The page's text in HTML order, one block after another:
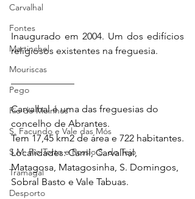
Carvalhal
Fontes
Martinchel
Mouriscas
Pego
Rio de Moinhos
S. Facundo e Vale das Mós
S.M. Rio Torto e Rossio S. do Tejo
Tramagal
Desporto
Inaugurado em 2004. Um dos edifícios
religiosos existentes na freguesia.
Carvalhal é uma das freguesias do
concelho de Abrantes.
Tem 17,45 km2 de área e 722 habitantes.
Localidades: Carril, Carvalhal,
Matagosa, Matagosinha, S. Domingos,
Sobral Basto e Vale Tabuas.